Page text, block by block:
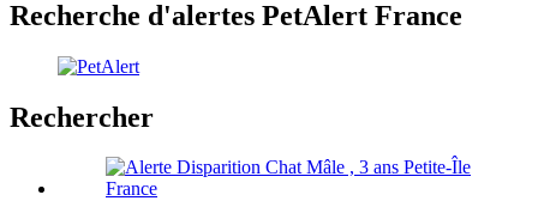
Recherche d'alertes PetAlert France
Rechercher